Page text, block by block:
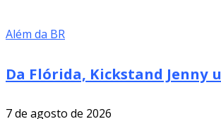
Além da BR
Da Flórida, Kickstand Jenny
7 de agosto de 2026